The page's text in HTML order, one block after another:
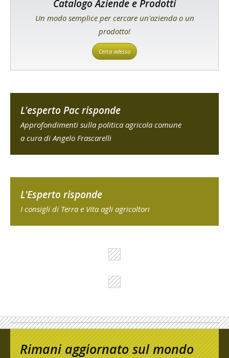
Catalogo Aziende e Prodotti
Un modo semplice per cercare un'azienda o un
prodotto!
Cerca adesso
L'esperto Pac risponde
Approfondimenti sulla politica agricola comune
a cura di Angelo Frascarelli
L'Esperto risponde
I consigli di Terra e Vita agli agricoltori
Rimani aggiornato sul mondo